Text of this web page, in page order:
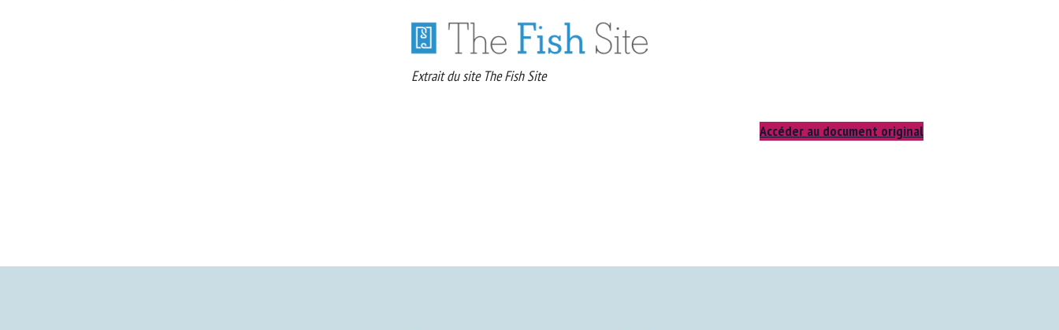
Extrait du site The Fish Site
Accéder au document original